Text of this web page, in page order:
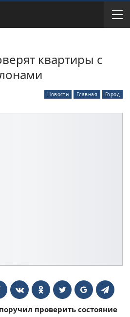
квартиры с
Новости Главная Город
проверить состояние